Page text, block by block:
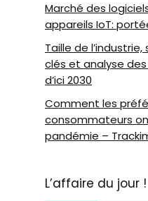
Marché des
appareils IoT:
Taille de
clés et analyse
d’ici 2030
Comment les
consommateurs
pandémie –
L’affaire du jour !